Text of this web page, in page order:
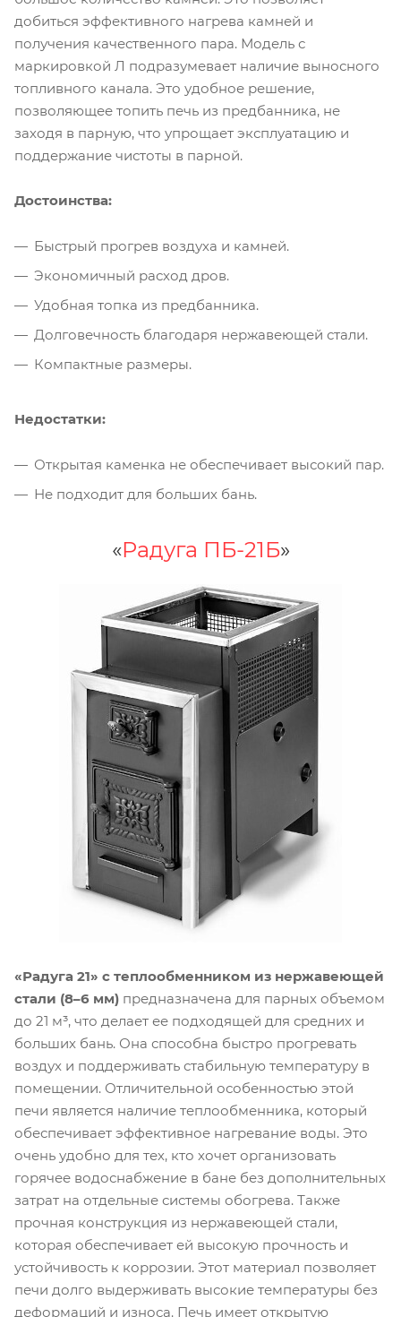
добиться эффективного нагрева камней и
получения качественного пара. Модель с
маркировкой Л подразумевает наличие выносного
топливного канала. Это удобное решение,
позволяющее топить печь из предбанника, не
заходя в парную, что упрощает эксплуатацию и
поддержание чистоты в парной.
Достоинства:
Быстрый прогрев воздуха и камней.
Экономичный расход дров.
Удобная топка из предбанника.
Долговечность благодаря нержавеющей стали.
Компактные размеры.
Недостатки:
Открытая каменка не обеспечивает высокий пар.
Не подходит для больших бань.
«Радуга ПБ-21Б»
«Радуга 21» с теплообменником из нержавеющей
стали (8–6 мм) предназначена для парных объемом
до 21 м³, что делает ее подходящей для средних и
больших бань. Она способна быстро прогревать
воздух и поддерживать стабильную температуру в
помещении. Отличительной особенностью этой
печи является наличие теплообменника, который
обеспечивает эффективное нагревание воды. Это
очень удобно для тех, кто хочет организовать
горячее водоснабжение в бане без дополнительных
затрат на отдельные системы обогрева. Также
прочная конструкция из нержавеющей стали,
которая обеспечивает ей высокую прочность и
устойчивость к коррозии. Этот материал позволяет
печи долго выдерживать высокие температуры без
деформаций и износа. Печь имеет открытую